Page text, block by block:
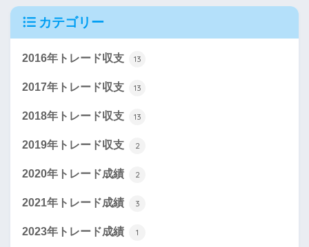
カテゴリー
2016年トレード収支 13
2017年トレード収支 13
2018年トレード収支 13
2019年トレード収支 2
2020年トレード成績 2
2021年トレード成績 3
2023年トレード成績 1